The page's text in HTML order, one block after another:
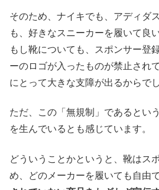
そのため、ナイキでも、アディダ
も、好きなスニーカーを履いて良
もし靴についても、スポンサー登
ーのロゴが入ったものが禁止され
にとって大きな支障が出るからでし
ただ、この「無規制」であるとい
を生んでいるとも感じています。
どういうことかというと、靴はス
め、どのメーカーを履いても自由